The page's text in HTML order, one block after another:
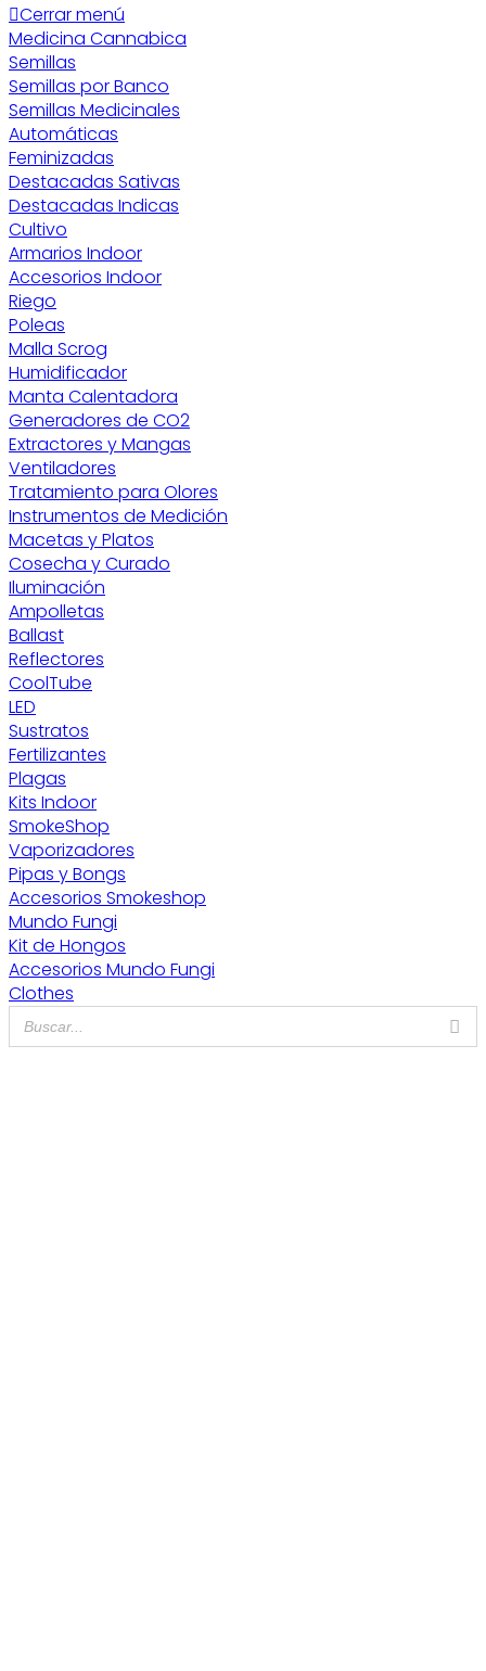
Cerrar menú
Medicina Cannabica
Semillas
Semillas por Banco
Semillas Medicinales
Automáticas
Feminizadas
Destacadas Sativas
Destacadas Indicas
Cultivo
Armarios Indoor
Accesorios Indoor
Riego
Poleas
Malla Scrog
Humidificador
Manta Calentadora
Generadores de CO2
Extractores y Mangas
Ventiladores
Tratamiento para Olores
Instrumentos de Medición
Macetas y Platos
Cosecha y Curado
Iluminación
Ampolletas
Ballast
Reflectores
CoolTube
LED
Sustratos
Fertilizantes
Plagas
Kits Indoor
SmokeShop
Vaporizadores
Pipas y Bongs
Accesorios Smokeshop
Mundo Fungi
Kit de Hongos
Accesorios Mundo Fungi
Clothes